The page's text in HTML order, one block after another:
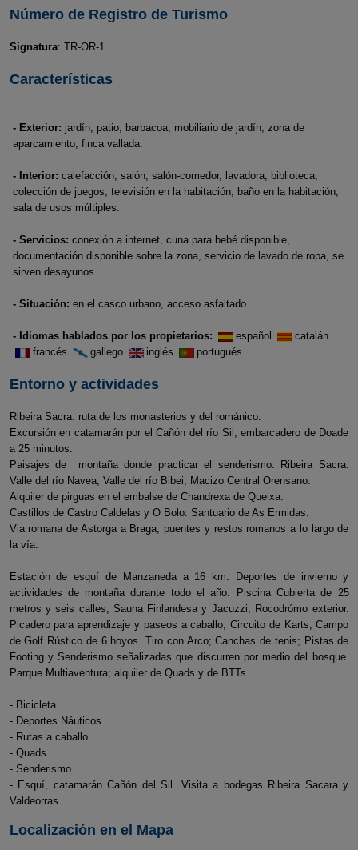
Número de Registro de Turismo
Signatura: TR-OR-1
Características
- Exterior: jardín, patio, barbacoa, mobiliario de jardín, zona de
aparcamiento, finca vallada.
- Interior: calefacción, salón, salón-comedor, lavadora, biblioteca,
colección de juegos, televisión en la habitación, baño en la habitación,
sala de usos múltiples.
- Servicios: conexión a internet, cuna para bebé disponible,
documentación disponible sobre la zona, servicio de lavado de ropa, se
sirven desayunos.
- Situación: en el casco urbano, acceso asfaltado.
- Idiomas hablados por los propietarios: español
catalán
francés
gallego inglés portugués
Entorno y actividades
Ribeira Sacra: ruta de los monasterios y del románico.
Excursión en catamarán por el Cañón del río Sil, embarcadero de Doade
a 25 minutos.
Paisajes de montaña donde practicar el senderismo: Ribeira Sacra.
Valle del río Navea, Valle del río Bibei, Macizo Central Orensano.
Alquiler de pirguas en el embalse de Chandrexa de Queixa.
Castillos de Castro Caldelas y O Bolo. Santuario de As Ermidas.
Via romana de Astorga a Braga, puentes y restos romanos a lo largo de
la vía.
Estación de esquí de Manzaneda a 16 km. Deportes de invierno y
actividades de montaña durante todo el año. Piscina Cubierta de 25
metros y seis calles, Sauna Finlandesa y Jacuzzi; Rocodrómo exterior.
Picadero para aprendizaje y paseos a caballo; Circuito de Karts; Campo
de Golf Rústico de 6 hoyos. Tiro con Arco; Canchas de tenis; Pistas de
Footing y Senderismo señalizadas que discurren por medio del bosque.
Parque Multiaventura; alquiler de Quads y de BTTs…
- Bicicleta.
- Deportes Náuticos.
- Rutas a caballo.
- Quads.
- Senderismo.
- Esquí, catamarán Cañón del Sil. Visita a bodegas Ribeira Sacara y
Valdeorras.
Localización en el Mapa